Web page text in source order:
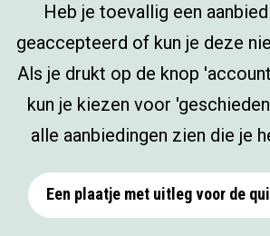
Heb je toevallig een
geaccepteerd of kun je deze
Als je drukt op de knop
kun je kiezen voor
alle aanbiedingen zien die je
Een plaatje met uitleg voor de